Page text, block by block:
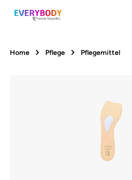
Zum Hauptinhalt springen
Home Pflege Pflegemittel